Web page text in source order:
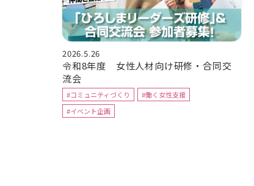
2026.5.26
令和8年度 女性人材向け研修・合同交
流会
#コミュニティづくり
#働く女性支援
#イベント企画